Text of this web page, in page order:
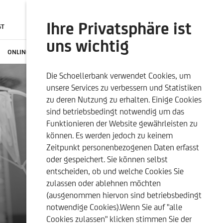
SUCHE ONLINE BANKING
NACHHALTIGKEITSBEZOGENE
OFFENLEGUNGEN
UNSERE QUALITÄTSKRITERIEN
ONLINE-SERVICES KONTAKTE
Ihre Privatsphäre ist
uns wichtig
Die Schoellerbank verwendet Cookies, um
unsere Services zu verbessern und Statistiken
zu deren Nutzung zu erhalten. Einige Cookies
sind betriebsbedingt notwendig um das
Funktionieren der Website gewährleisten zu
können. Es werden jedoch zu keinem
Zeitpunkt personenbezogenen Daten erfasst
oder gespeichert. Sie können selbst
entscheiden, ob und welche Cookies Sie
zulassen oder ablehnen möchten
(ausgenommen hiervon sind betriebsbedingt
notwendige Cookies).Wenn Sie auf "alle
Cookies zulassen" klicken stimmen Sie der